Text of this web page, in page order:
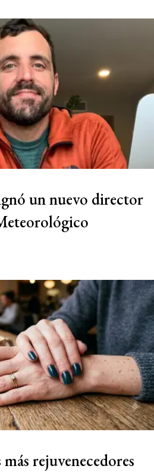
un nuevo director
rejuvenecedores